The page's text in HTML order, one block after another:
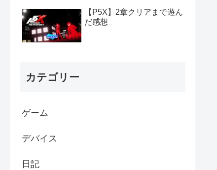
【P5X】2章クリアまで遊ん
だ感想
カテゴリー
ゲーム
デバイス
日記